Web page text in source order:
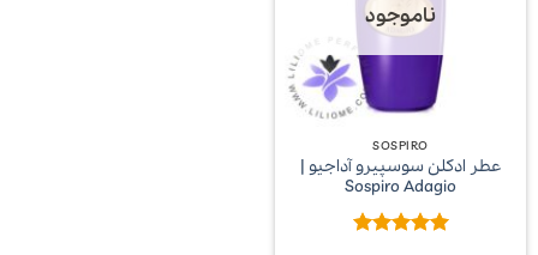
ناموجود
SOSPIRO
عطر ادکلن سوسپیرو آداجیو |
Sospiro Adagio